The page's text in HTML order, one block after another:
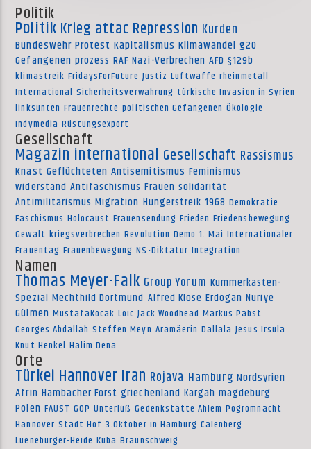
Politik
Politik Krieg attac Repression Kurden
Bundeswehr Protest Kapitalismus Klimawandel g20
Gefangenen prozess RAF Nazi-Verbrechen AFD §129b
klimastreik FridaysForFuture Justiz Luftwaffe rheinmetall
International Sicherheitsverwahrung türkische Invasion in Syrien
linksunten Frauenrechte politischen Gefangenen Ökologie
Indymedia Rüstungsexport
Gesellschaft
Magazin international Gesellschaft Rassismus
Knast Geflüchteten Antisemitismus Feminismus
widerstand Antifaschismus Frauen solidarität
Antimilitarismus Migration Hungerstreik 1968 Demokratie
Faschismus Holocaust Frauensendung Frieden Friedensbewegung
Gewalt kriegsverbrechen Revolution Demo 1. Mai Internationaler
Frauentag Frauenbewegung NS-Diktatur Integration
Namen
Thomas Meyer-Falk Group Yorum Kummerkasten-
Spezial Mechthild Dortmund Alfred Klose Erdogan Nuriye
Gülmen MustafaKocak Loic Jack Woodhead Markus Pabst
Georges Abdallah Steffen Meyn Aramäerin Dallala Jesus Irsula
Knut Henkel Halim Dena
Orte
Türkei Hannover Iran Rojava Hamburg Nordsyrien
Afrin Hambacher Forst griechenland Kargah magdeburg
Polen FAUST GOP Unterlüß Gedenkstätte Ahlem Pogromnacht
Hannover Stadt Hof 3.Oktober in Hamburg Calenberg
Lueneburger-Heide Kuba Braunschweig